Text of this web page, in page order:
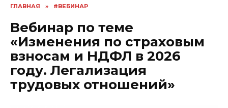
ГЛАВНАЯ » #ВЕБИНАР
Вебинар по теме
«Изменения по страховым
взносам и НДФЛ в 2026
году. Легализация
трудовых отношений»